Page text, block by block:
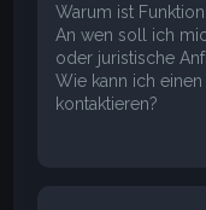
Warum ist
An wen soll ich
oder juristische
Wie kann ich
kontaktieren?